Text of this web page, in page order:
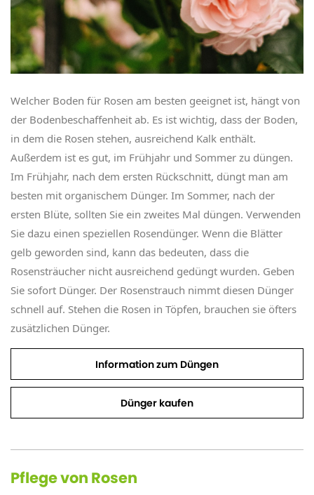
Welcher Boden für Rosen am besten geeignet ist, hängt von
der Bodenbeschaffenheit ab. Es ist wichtig, dass der Boden,
in dem die Rosen stehen, ausreichend Kalk enthält.
Außerdem ist es gut, im Frühjahr und Sommer zu düngen.
Im Frühjahr, nach dem ersten Rückschnitt, düngt man am
besten mit organischem Dünger. Im Sommer, nach der
ersten Blüte, sollten Sie ein zweites Mal düngen. Verwenden
Sie dazu einen speziellen Rosendünger. Wenn die Blätter
gelb geworden sind, kann das bedeuten, dass die
Rosensträucher nicht ausreichend gedüngt wurden. Geben
Sie sofort Dünger. Der Rosenstrauch nimmt diesen Dünger
schnell auf. Stehen die Rosen in Töpfen, brauchen sie öfters
zusätzlichen Dünger.
Information zum Düngen
Dünger kaufen
Pflege von Rosen